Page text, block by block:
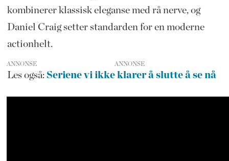
kombinerer klassisk eleganse med rå nerve, og
Daniel Craig setter standarden for en moderne
actionhelt.
ANNONSE
Les også: Seriene vi ikke klarer å slutte å se nå